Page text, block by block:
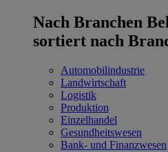
Nach Branchen
sortiert nach
Automobilindustrie
Landwirtschaft
Logistik
Produktion
Einzelhandel
Gesundheitswesen
Bank- und Finanzwesen